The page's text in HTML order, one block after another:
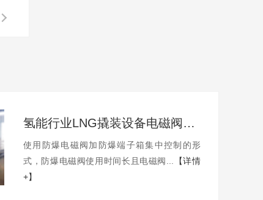
氢能行业LNG撬装设备电磁阀控制柜
使用防爆电磁阀加防爆端子箱集中控制的形
式，防爆电磁阀使用时间长且电磁阀...
【详情
+】